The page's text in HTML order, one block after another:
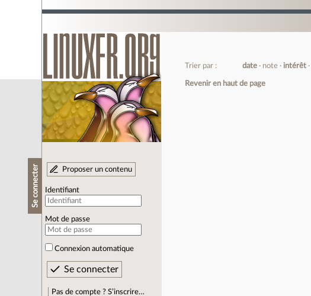
Se connecter Proposer un contenu
Identifiant
Mot de passe
Connexion automatique
Pas de compte ? S’inscrire…
Trier par : date note intérêt
Revenir en haut de page